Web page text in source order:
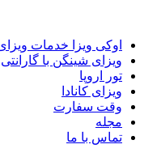
اوکی ویزا خدمات
ویزای شینگن با گارانتی
تور اروپا
ویزای کانادا
وقت سفارت
مجله
تماس با ما